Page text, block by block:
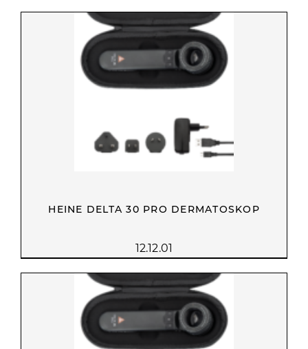
HEINE DELTA 30 PRO DERMATOSKOP
12.12.01